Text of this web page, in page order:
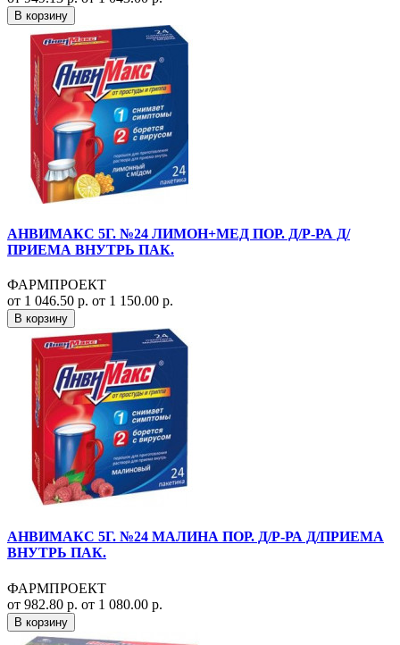
В корзину
АНВИМАКС 5Г. №24 ЛИМОН+МЕД ПОР. Д/Р-РА Д/
ПРИЕМА ВНУТРЬ ПАК.
ФАРМПРОЕКТ
от 1 046.50 р. от 1 150.00 р.
В корзину
АНВИМАКС 5Г. №24 МАЛИНА ПОР. Д/Р-РА Д/ПРИЕМА
ВНУТРЬ ПАК.
ФАРМПРОЕКТ
от 982.80 р. от 1 080.00 р.
В корзину